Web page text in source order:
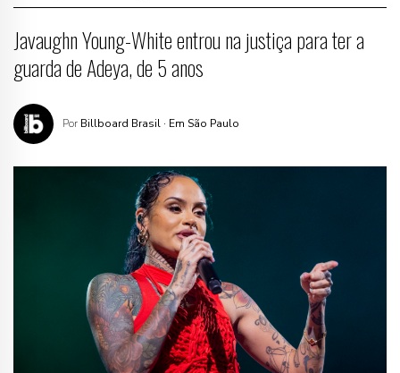
Javaughn Young-White entrou na justiça para ter a
guarda de Adeya, de 5 anos
Por Billboard Brasil · Em São Paulo